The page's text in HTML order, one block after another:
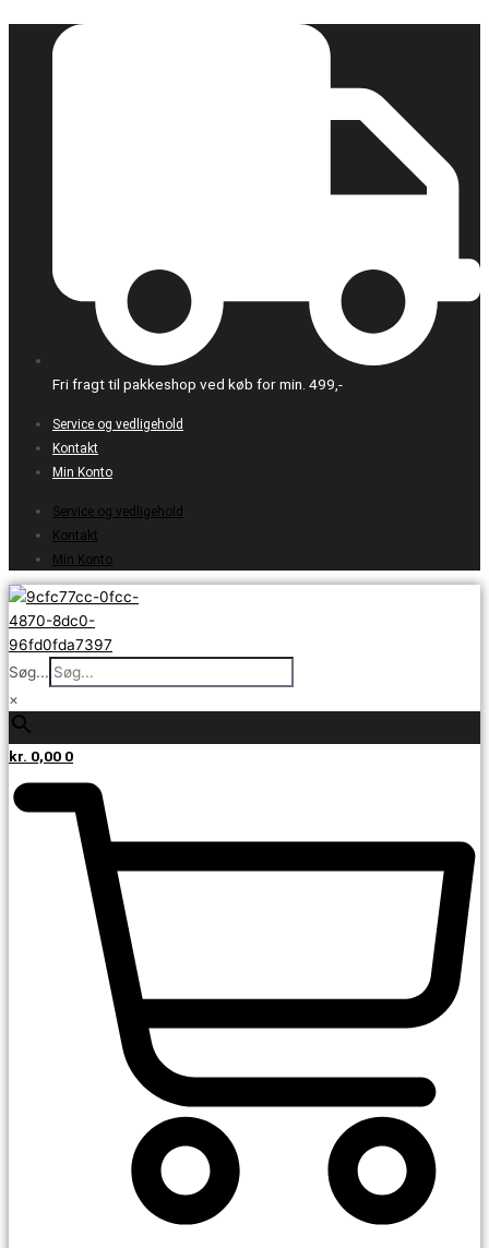
Fri fragt til pakkeshop ved køb for min. 499,-
Service og vedligehold
Kontakt
Min Konto
Service og vedligehold
Kontakt
Min Konto
Søg...
×
kr. 0,00 0